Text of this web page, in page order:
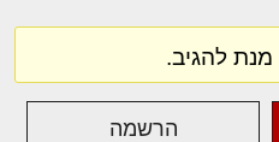
להגיב.
הרשמה